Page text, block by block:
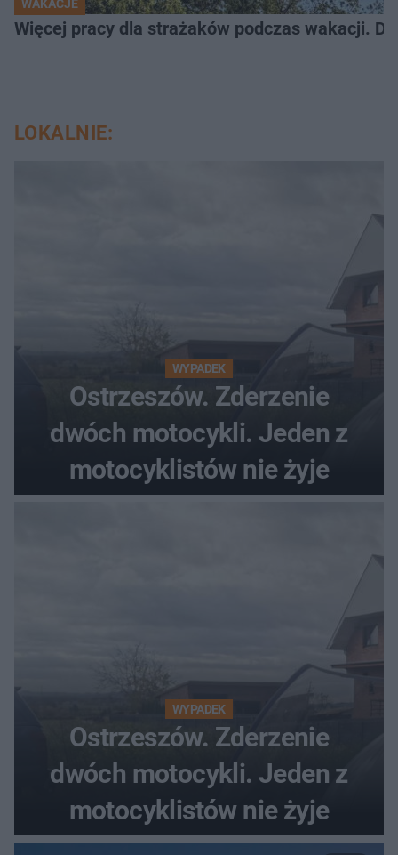
WAKACJE
Więcej pracy dla strażaków podczas wakacji.
LOKALNIE:
WYPADEK
Ostrzeszów. Zderzenie
dwóch motocykli. Jeden z
motocyklistów nie żyje
WYPADEK
Ostrzeszów. Zderzenie
dwóch motocykli. Jeden z
motocyklistów nie żyje